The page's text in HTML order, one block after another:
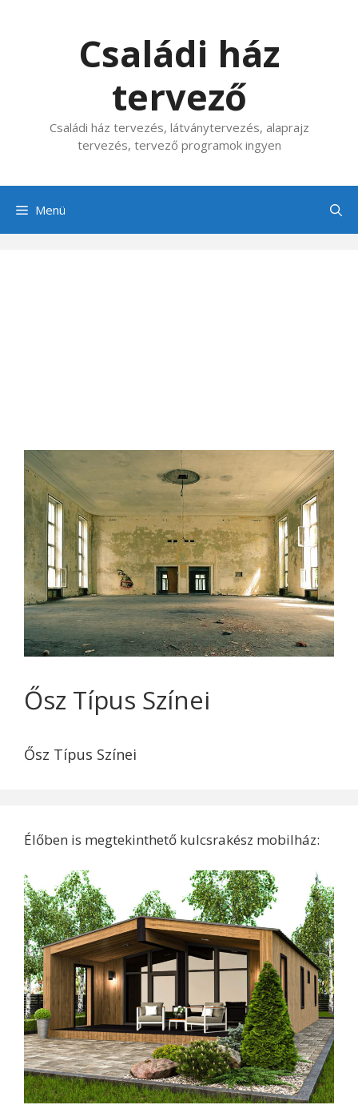
Családi ház
tervező
Családi ház tervezés, látványtervezés, alaprajz
tervezés, tervező programok ingyen
Menü
Ősz Típus Színei
Ősz Típus Színei
Élőben is megtekinthető kulcsrakész mobilház: